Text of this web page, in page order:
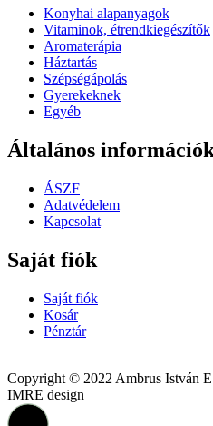
Konyhai alapanyagok
Vitaminok, étrendkiegészítők
Aromaterápia
Háztartás
Szépségápolás
Gyerekeknek
Egyéb
Általános
ÁSZF
Adatvédelem
Kapcsolat
Saját fiók
Saját fiók
Kosár
Pénztár
Copyright © 2022 Ambrus István
IMRE design